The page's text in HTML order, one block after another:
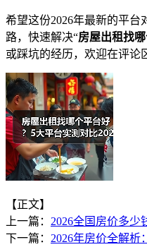
希望这份2026年最新的平台
路，快速解决“房屋出租找
或踩坑的经历，欢迎在评论
【正文】
上一篇： 2026全国房价多少
下一篇： 2026年房价全解析